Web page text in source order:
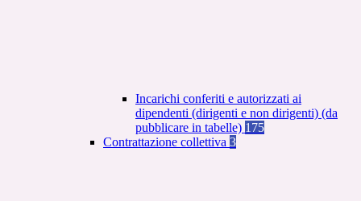
Incarichi conferiti e autorizzati ai
dipendenti (dirigenti e non dirigenti) (da
pubblicare in tabelle) 175
Contrattazione collettiva 3